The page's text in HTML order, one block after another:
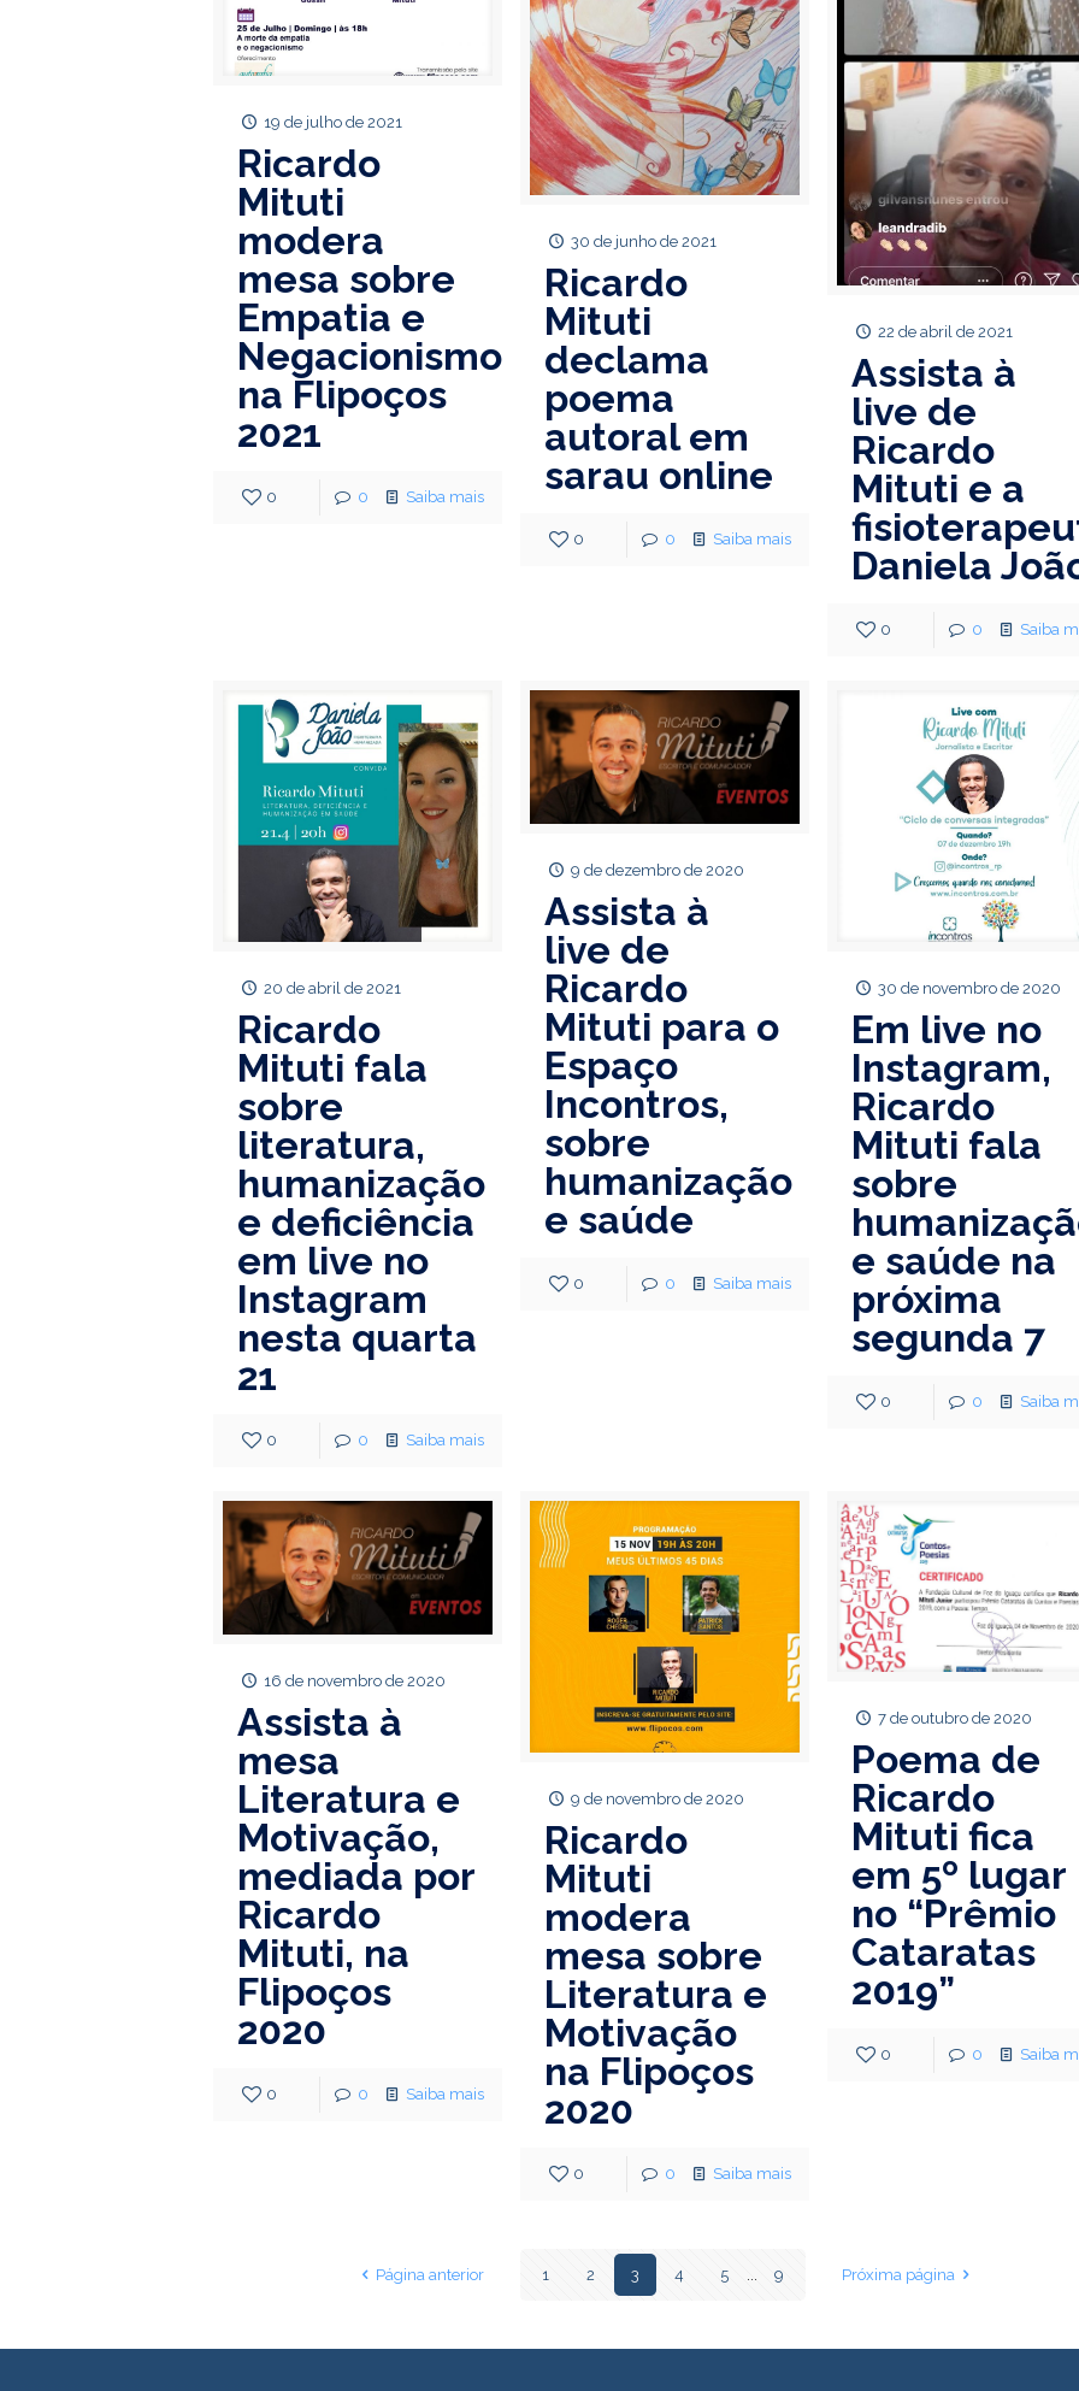
19 de julho de 2021
Ricardo
Mituti
modera
mesa sobre
Empatia e
Negacionismo
na Flipoços
2021
0 0 Saiba mais
30 de junho de 2021
Ricardo
Mituti
declama
poema
autoral em
sarau online
0 0 Saiba mais
22 de abril de 2021
Assista à
live de
Ricardo
Mituti e a
Daniela
0 0 Saiba
20 de abril de 2021
Ricardo
Mituti fala
sobre
literatura,
humanização
e deficiência
em live no
Instagram
nesta quarta
21
0 0 Saiba mais
9 de dezembro de 2020
Assista à
live de
Ricardo
Mituti para o
Espaço
Incontros,
sobre
humanização
e saúde
0 0 Saiba mais
30 de novembro de 2020
Em live no
Instagram,
Ricardo
Mituti fala
sobre
e saúde na
próxima
segunda 7
0 0 Saiba
16 de novembro de 2020
Assista à
mesa
Literatura e
Motivação,
mediada por
Ricardo
Mituti, na
Flipoços
2020
0 0 Saiba mais
9 de novembro de 2020
Ricardo
Mituti
modera
mesa sobre
Literatura e
Motivação
na Flipoços
2020
0 0 Saiba mais
7 de outubro de 2020
Poema de
Ricardo
Mituti fica
em 5º lugar
no “Prêmio
Cataratas
2019”
0 0 Saiba
Página anterior 1 2 3 4 5 9 Próxima página